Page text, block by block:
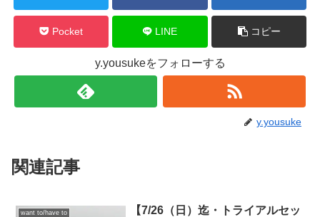
Pocket LINE コピー
y.yousukeをフォローする
y.yousuke
関連記事
want to/have to
【7/26（日）迄・トライアルセッ